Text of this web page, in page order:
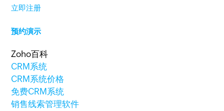
立即注册
预约演示
Zoho百科
CRM系统
CRM系统价格
免费CRM系统
销售线索管理软件